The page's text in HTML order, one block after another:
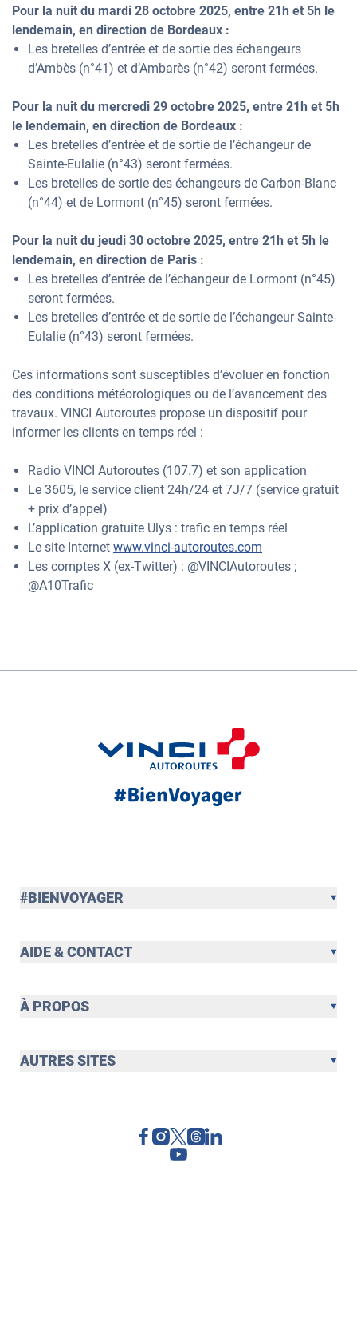
Pour la nuit du mardi 28 octobre 2025, entre 21h et 5h le
lendemain, en direction de Bordeaux :
Les bretelles d’entrée et de sortie des échangeurs
d’Ambès (n°41) et d’Ambarès (n°42) seront fermées.
Pour la nuit du mercredi 29 octobre 2025, entre 21h et 5h
le lendemain, en direction de Bordeaux :
Les bretelles d’entrée et de sortie de l’échangeur de
Sainte-Eulalie (n°43) seront fermées.
Les bretelles de sortie des échangeurs de Carbon-Blanc
(n°44) et de Lormont (n°45) seront fermées.
Pour la nuit du jeudi 30 octobre 2025, entre 21h et 5h le
lendemain, en direction de Paris :
Les bretelles d’entrée de l’échangeur de Lormont (n°45)
seront fermées.
Les bretelles d’entrée et de sortie de l’échangeur Sainte-
Eulalie (n°43) seront fermées.
Ces informations sont susceptibles d’évoluer en fonction
des conditions météorologiques ou de l’avancement des
travaux. VINCI Autoroutes propose un dispositif pour
informer les clients en temps réel :
Radio VINCI Autoroutes (107.7) et son application
Le 3605, le service client 24h/24 et 7J/7 (service gratuit
+ prix d’appel)
L’application gratuite Ulys : trafic en temps réel
Le site Internet www.vinci-autoroutes.com
Les comptes X (ex-Twitter) : @VINCIAutoroutes ;
@A10Trafic
#BIENVOYAGER
AIDE & CONTACT
À PROPOS
AUTRES SITES